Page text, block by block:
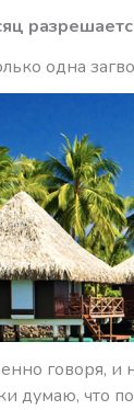
одна
говоря, и
думаю, что